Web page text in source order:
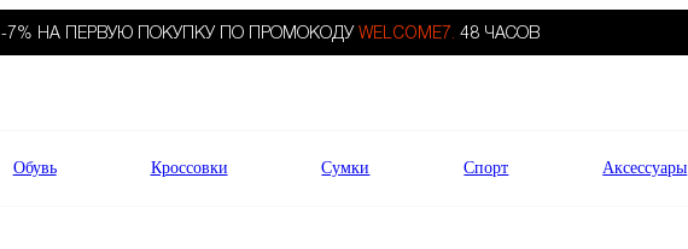
-7% НА ПЕРВУЮ ПОКУПКУ ПО ПРОМОКОДУ WELCOME7. 48 ЧАСОВ
Обувь Кроссовки Сумки Спорт Аксессуары